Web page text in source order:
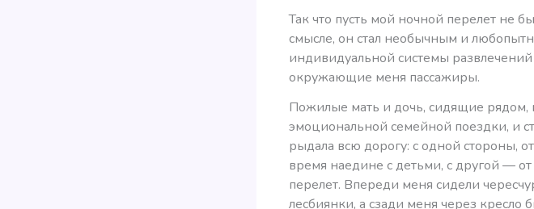
Так что пусть мой ночной перелет не
смысле, он стал необычным и
индивидуальной системы
окружающие меня пассажиры.
Пожилые мать и дочь, сидящие рядом,
эмоциональной семейной поездки, и
рыдала всю дорогу: с одной стороны,
время наедине с детьми, с другой —
перелет. Впереди меня сидели
лесбиянки, а сзади меня через кресло